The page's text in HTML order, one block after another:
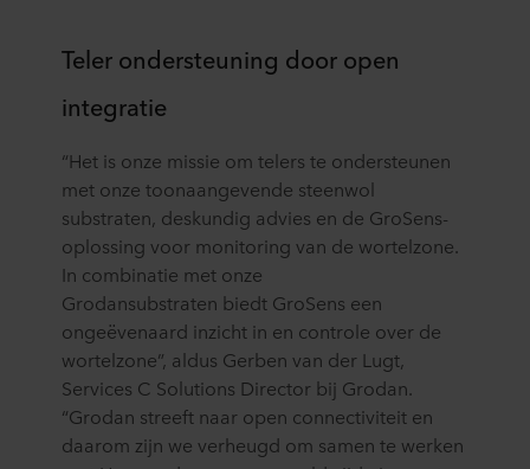
Teler ondersteuning door open
integratie
“Het is onze missie om telers te ondersteunen
met onze toonaangevende steenwol
substraten, deskundig advies en de GroSens-
oplossing voor monitoring van de wortelzone.
In combinatie met onze
Grodansubstraten biedt GroSens een
ongeëvenaard inzicht in en controle over de
wortelzone”, aldus Gerben van der Lugt,
Services C Solutions Director bij Grodan.
“Grodan streeft naar open connectiviteit en
daarom zijn we verheugd om samen te werken